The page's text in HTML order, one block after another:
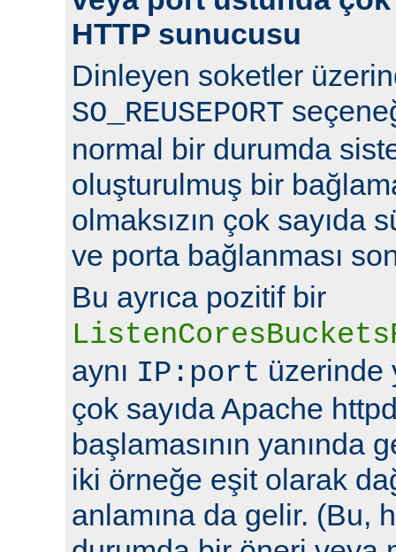
HTTP sunucusu
Dinleyen soketler
SO_REUSEPORT
normal bir durumda
oluşturulmuş bir
olmaksızın çok sayıda
ve porta bağlanması
Bu ayrıca pozitif bir
aynı IP:port üzerinde
çok sayıda Apache
başlamasının yanında
iki örneğe eşit olarak
anlamına da gelir. (Bu,